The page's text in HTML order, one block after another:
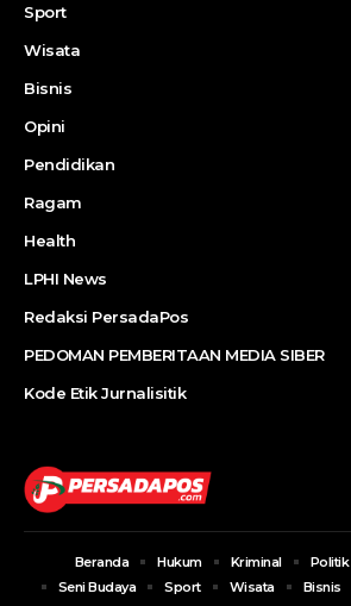
Sport
Wisata
Bisnis
Opini
Pendidikan
Ragam
Health
LPHI News
Redaksi PersadaPos
PEDOMAN PEMBERITAAN MEDIA SIBER
Kode Etik Jurnalisitik
Beranda Hukum Kriminal Politik
Seni Budaya
Sport Wisata Bisnis